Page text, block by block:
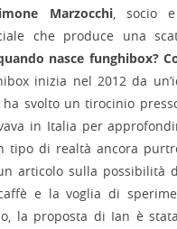
Marzocchi, socio
che produce una
nasce funghibox?
inizia nel 2012 da
svolto un tirocinio
in Italia per
tipo di realtà ancora
articolo sulla possibilità
e la voglia di
la proposta di Ian è